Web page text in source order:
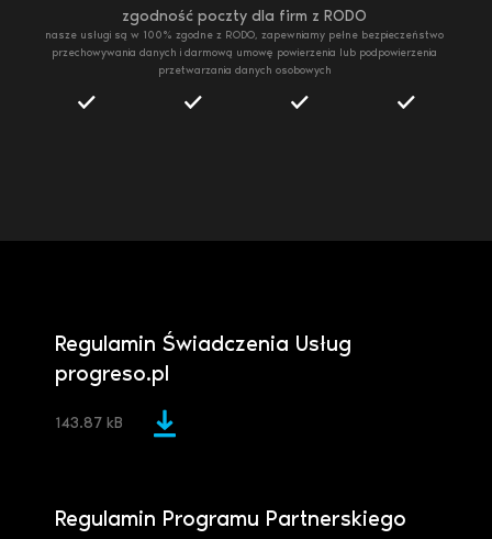
zgodność poczty dla firm z RODO
nasze usługi są w 100% zgodne z RODO, zapewniamy pełne bezpieczeństwo
przechowywania danych i darmową umowę powierzenia lub podpowierzenia
przetwarzania danych osobowych
Regulamin Świadczenia Usług
progreso.pl
143.87 kB
Regulamin Programu Partnerskiego